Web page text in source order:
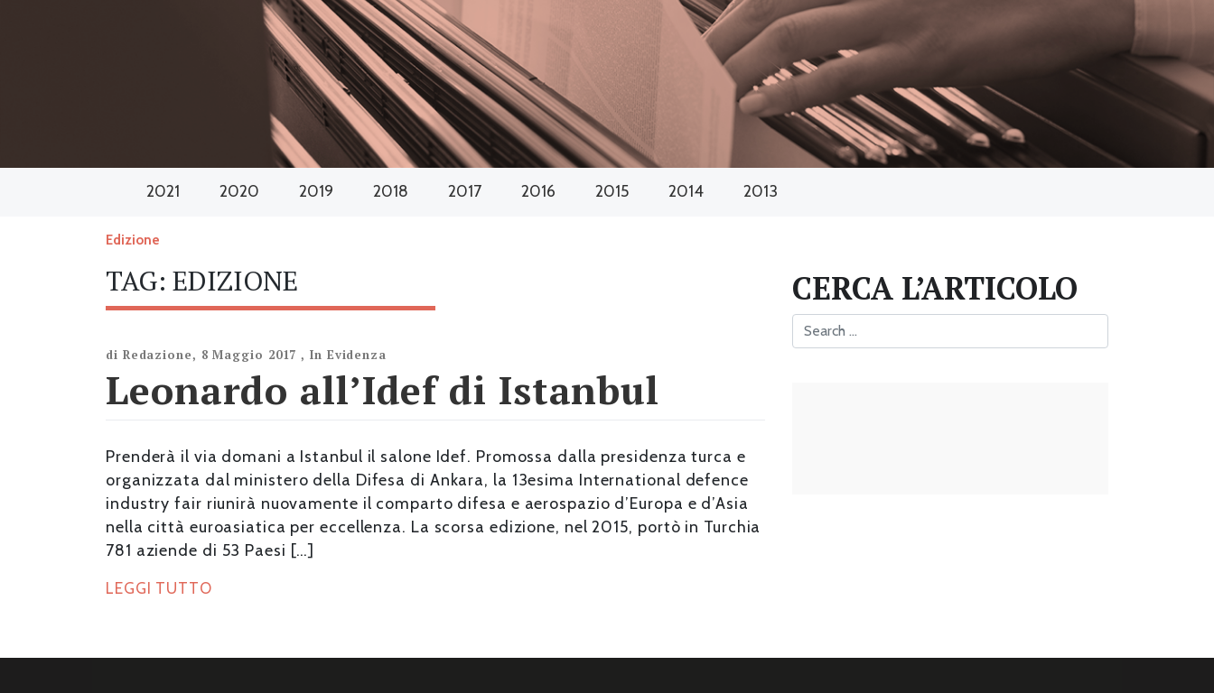
2021 2020 2019 2018 2017 2016 2015 2014 2013
Edizione
TAG: EDIZIONE
di Redazione, 8 Maggio 2017 ,In Evidenza
Leonardo all’Idef di Istanbul
Prenderà il via domani a Istanbul il salone Idef. Promossa dalla presidenza turca e
organizzata dal ministero della Difesa di Ankara, la 13esima International defence
industry fair riunirà nuovamente il comparto difesa e aerospazio d’Europa e d’Asia
nella città euroasiatica per eccellenza. La scorsa edizione, nel 2015, portò in Turchia
781 aziende di 53 Paesi […]
LEGGI TUTTO
CERCA L’ARTICOLO